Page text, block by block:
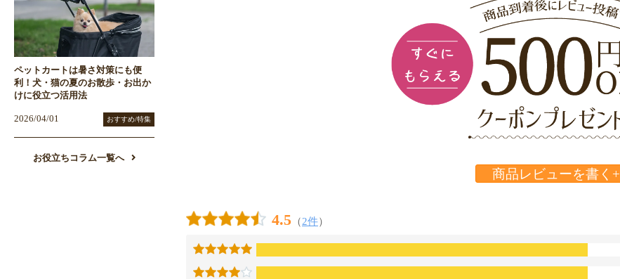
商品レビューを書く+
4.5 （2件）
ペットカートは暑さ対策にも便
利！犬・猫の夏のお散歩・お出か
けに役立つ活用法
2026/04/01 おすすめ/特集
お役立ちコラム一覧へ